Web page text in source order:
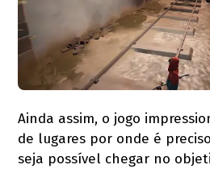
Ainda assim, o jogo
de lugares por onde é
seja possível chegar no